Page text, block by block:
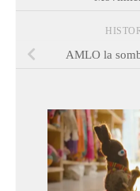
AMLO la